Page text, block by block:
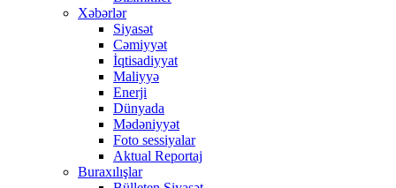
Xəbərlər
Siyasət
Cəmiyyət
İqtisadiyyat
Maliyyə
Enerji
Dünyada
Mədəniyyət
Foto sessiyalar
Aktual Reportaj
Buraxılışlar